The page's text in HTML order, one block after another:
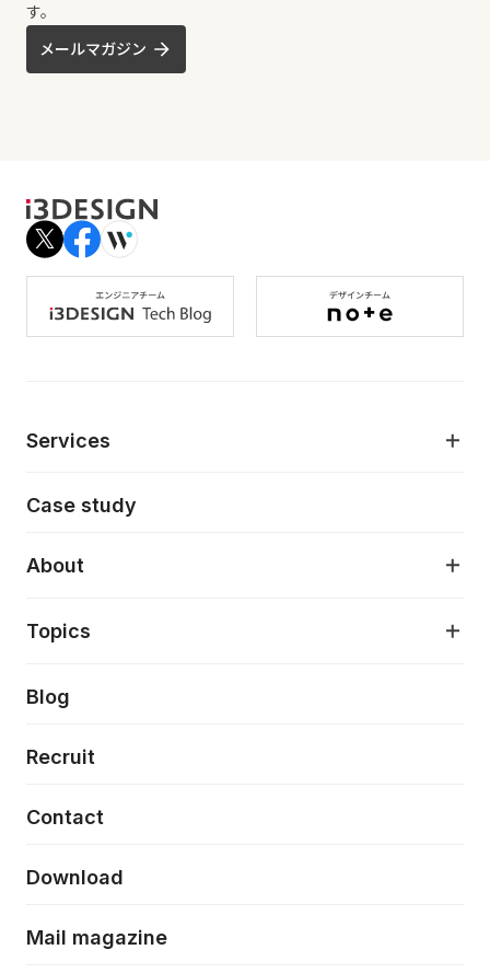
す。
メールマガジン
Services
AI駆動開発支援
モダナイゼーション
特徴量エンジニアリングと生成AI
フロントエンド開発
Case study
About
About
Topics
Press release
News
Event/Seminer
Blog
Recruit
Contact
Download
Mail magazine